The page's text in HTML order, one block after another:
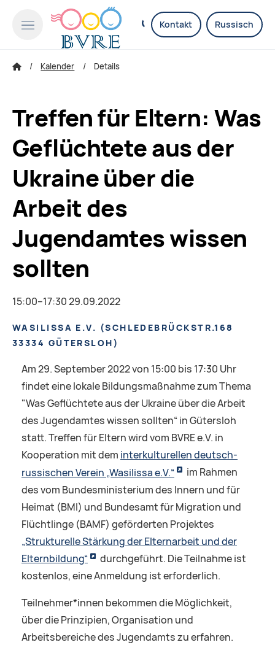
Kontakt Russisch
Kalender Details
Treffen für Eltern: Was
Geflüchtete aus der
Ukraine über die
Arbeit des
Jugendamtes wissen
sollten
15:00–17:30 29.09.2022
WASILISSA E.V. (SCHLEDEBRÜCKSTR.168
33334 GÜTERSLOH)
Am 29. September 2022 von 15:00 bis 17:30 Uhr
findet eine lokale Bildungsmaßnahme zum Thema
"Was Geflüchtete aus der Ukraine über die Arbeit
des Jugendamtes wissen sollten“ in Gütersloh
statt. Treffen für Eltern wird vom BVRE e.V. in
Kooperation mit dem interkulturellen deutsch-
russischen Verein „Wasilissa e.V.“
im Rahmen
des vom Bundesministerium des Innern und für
Heimat (BMI) und Bundesamt für Migration und
Flüchtlinge (BAMF) geförderten Projektes
„Strukturelle Stärkung der Elternarbeit und der
Elternbildung“
durchgeführt. Die Teilnahme ist
kostenlos, eine Anmeldung ist erforderlich.
Teilnehmer*innen bekommen die Möglichkeit,
über die Prinzipien, Organisation und
Arbeitsbereiche des Jugendamts zu erfahren.